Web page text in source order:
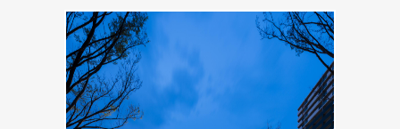
官公庁
福岡市総合体育館
MORE